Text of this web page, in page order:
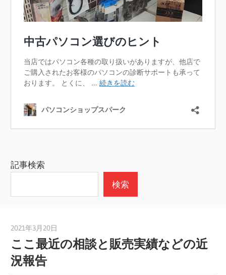
2021年3月20日
ここ最近の相談と販売実績などの近
況報告
記事検索
検索